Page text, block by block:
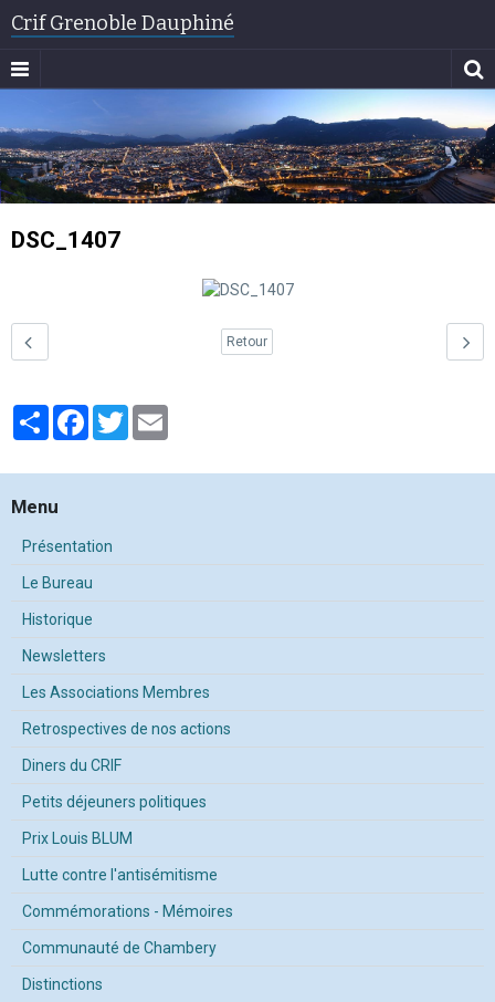
Crif Grenoble Dauphiné
DSC_1407
Retour
PartagerFacebook
Twitter
Menu
Présentation
Le Bureau
Historique
Newsletters
Les Associations Membres
Retrospectives de nos actions
Diners du CRIF
Petits déjeuners politiques
Prix Louis BLUM
Lutte contre l'antisémitisme
Commémorations - Mémoires
Communauté de Chambery
Distinctions